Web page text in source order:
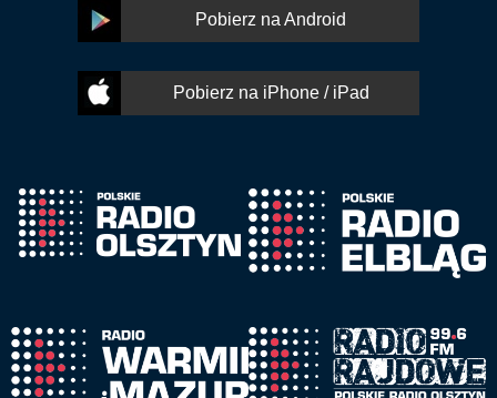
Pobierz na Android
Pobierz na iPhone / iPad